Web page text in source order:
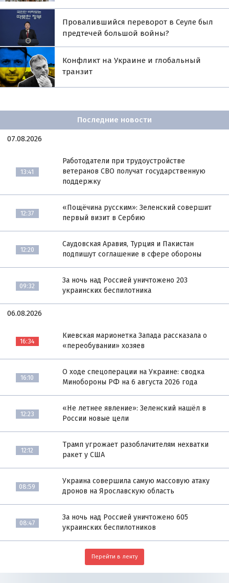
Провалившийся переворот в Сеуле был
предтечей большой войны?
Конфликт на Украине и глобальный
транзит
Последние новости
07.08.2026
13:41
Работодатели при трудоустройстве
ветеранов СВО получат государственную
поддержку
12:37
«Пощёчина русским»: Зеленский совершит
первый визит в Сербию
12:20
Саудовская Аравия, Турция и Пакистан
подпишут соглашение в сфере обороны
09:32
За ночь над Россией уничтожено 203
украинских беспилотника
06.08.2026
16:34
Киевская марионетка Запада рассказала о
«переобувании» хозяев
16:10
О ходе спецоперации на Украине: сводка
Минобороны РФ на 6 августа 2026 года
12:23
«Не летнее явление»: Зеленский нашёл в
России новые цели
12:12
Трамп угрожает разоблачителям нехватки
ракет у США
08:59
Украина совершила самую массовую атаку
дронов на Ярославскую область
08:47
За ночь над Россией уничтожено 605
украинских беспилотников
Перейти в ленту